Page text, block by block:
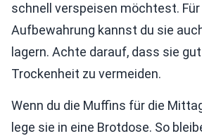
schnell verspeisen möchtest. Für
Aufbewahrung kannst du sie
lagern. Achte darauf, dass sie
Trockenheit zu vermeiden.
Wenn du die Muffins für die
lege sie in eine Brotdose. So